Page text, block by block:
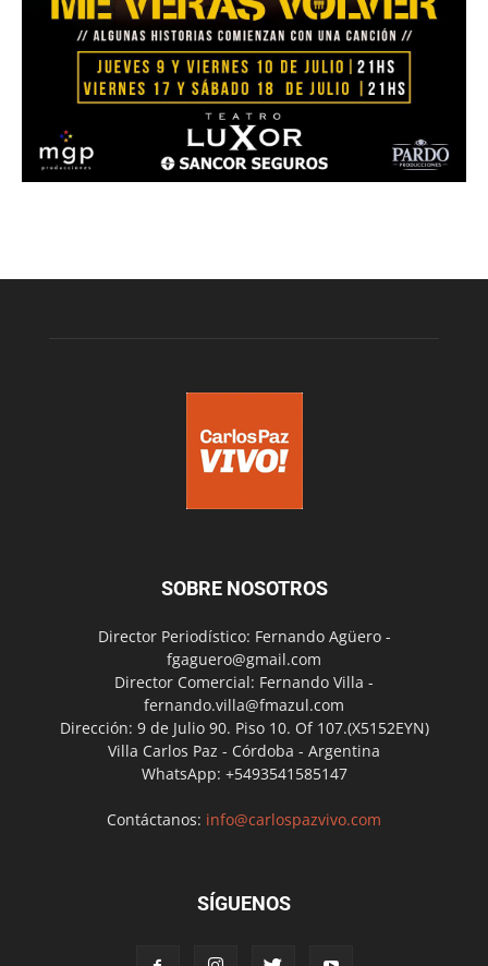
SOBRE NOSOTROS
Director Periodístico: Fernando Agüero -
fgaguero@gmail.com
Director Comercial: Fernando Villa -
fernando.villa@fmazul.com
Dirección: 9 de Julio 90. Piso 10. Of 107.(X5152EYN)
Villa Carlos Paz - Córdoba - Argentina
WhatsApp: +5493541585147
Contáctanos: info@carlospazvivo.com
SÍGUENOS